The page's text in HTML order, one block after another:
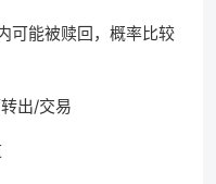
可能被赎回，概率比较
出/交易